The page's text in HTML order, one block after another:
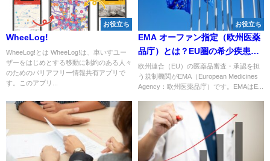
お役立ち
WheeLog!
WheeLog!とは WheeLog!は、車いすユー
ザーをはじめとする移動に制約のある人々
のためのバリアフリー情報共有アプリで
す。このアプリ...
お役立ち
EMA オーファン指定（欧州医薬
品庁）とは？EU圏の希少疾患用
医薬品承認を支える制度
欧州連合（EU）の医薬品審査・承認を担
う規制機関がEMA（European Medicines
Agency：欧州医薬品庁）です。EMAはE...